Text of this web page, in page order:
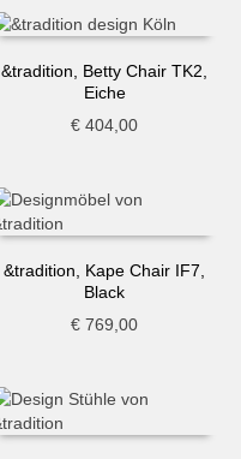
&tradition, Betty Chair TK2,
Eiche
€ 404,00
&tradition, Kape Chair IF7,
Black
€ 769,00